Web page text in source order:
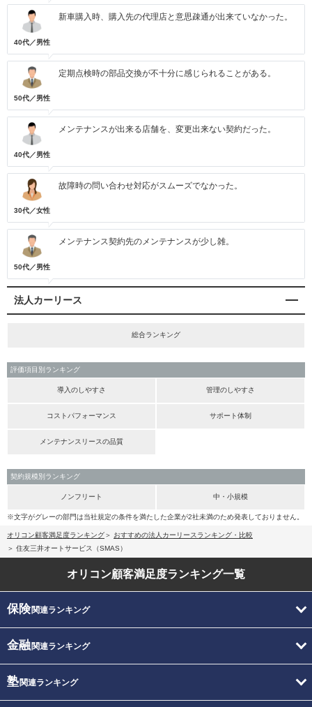
40代／男性
新車購入時、購入先の代理店と意思疎通が出来ていなかった。
50代／男性
定期点検時の部品交換が不十分に感じられることがある。
40代／男性
メンテナンスが出来る店舗を、変更出来ない契約だった。
30代／女性
故障時の問い合わせ対応がスムーズでなかった。
50代／男性
メンテナンス契約先のメンテナンスが少し雑。
法人カーリース
総合ランキング
評価項目別ランキング
導入のしやすさ 管理のしやすさ
コストパフォーマンス サポート体制
メンテナンスリースの品質
契約規模別ランキング
ノンフリート 中・小規模
※文字がグレーの部門は当社規定の条件を満たした企業が2社未満のため発表しておりません。
オリコン顧客満足度ランキング
おすすめの法人カーリースランキング・比較
住友三井オートサービス（SMAS）
オリコン顧客満足度ランキング一覧
保険関連ランキング
金融関連ランキング
塾関連ランキング